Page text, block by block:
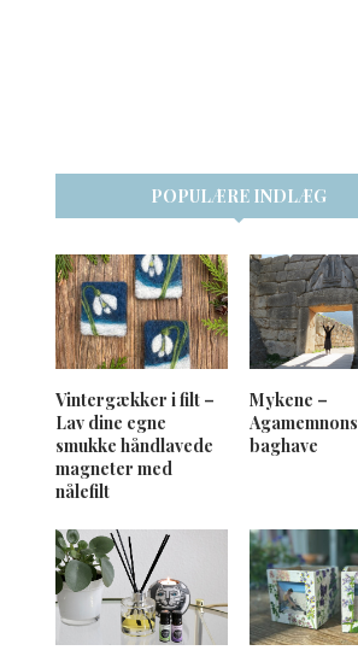
POPULÆRE INDLÆG
Vintergækker i filt –
Lav dine egne
smukke håndlavede
magneter med
nålefilt
Mykene –
Agamemnons
baghave